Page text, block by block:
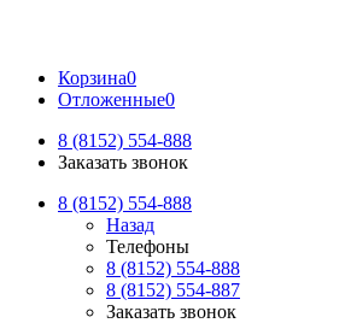
Корзина0
Отложенные0
8 (8152) 554-888
Заказать звонок
8 (8152) 554-888
Назад
Телефоны
8 (8152) 554-888
8 (8152) 554-887
Заказать звонок